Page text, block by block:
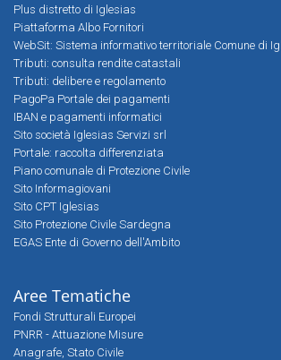
Plus distretto di Iglesias
Piattaforma Albo Fornitori
WebSit: Sistema informativo territoriale Comune di
Tributi: consulta rendite catastali
Tributi: delibere e regolamento
PagoPa Portale dei pagamenti
IBAN e pagamenti informatici
Sito società Iglesias Servizi srl
Portale: raccolta differenziata
Piano comunale di Protezione Civile
Sito Informagiovani
Sito CPT Iglesias
Sito Protezione Civile Sardegna
EGAS Ente di Governo dell'Ambito
Aree Tematiche
Fondi Strutturali Europei
PNRR - Attuazione Misure
Anagrafe, Stato Civile